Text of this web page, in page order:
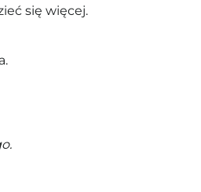
się więcej.